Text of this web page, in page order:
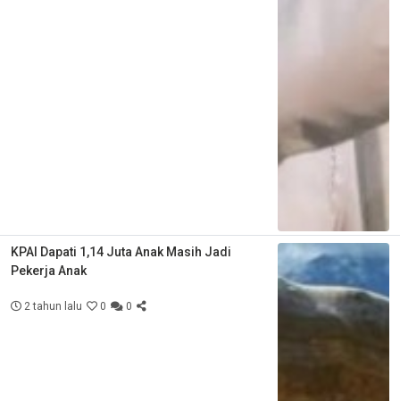
KPAI Dapati 1,14 Juta Anak Masih Jadi
Pekerja Anak
2 tahun lalu 0 0